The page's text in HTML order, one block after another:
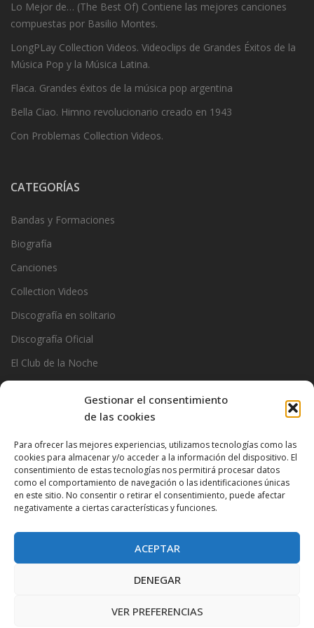
Gestionar el consentimiento
de las cookies
Para ofrecer las mejores experiencias, utilizamos tecnologías como las
cookies para almacenar y/o acceder a la información del dispositivo. El
consentimiento de estas tecnologías nos permitirá procesar datos
como el comportamiento de navegación o las identificaciones únicas
en este sitio. No consentir o retirar el consentimiento, puede afectar
negativamente a ciertas características y funciones.
ACEPTAR
DENEGAR
VER PREFERENCIAS
Lo Mejor de… (The Best Of) Contiene las mejores canciones
compuestas por Basilio Montes.
LongPLay Collection Videos. Videoclips de Grandes Éxitos de la
Música Pop y la Música Latina.
Flaca. Grandes éxitos de la música pop argentina
Bella Ciao. Himno revolucionario creado en 1943
Con Problemas Collection Videos.
CATEGORÍAS
Bandas y Formaciones
Biografía
Canciones
Collection Videos
Discografía en solitario
Discografía Oficial
El Club de la Noche
Ramoncin
The Privados
Proudly powered by WordPress |Theme:Very Simple Start